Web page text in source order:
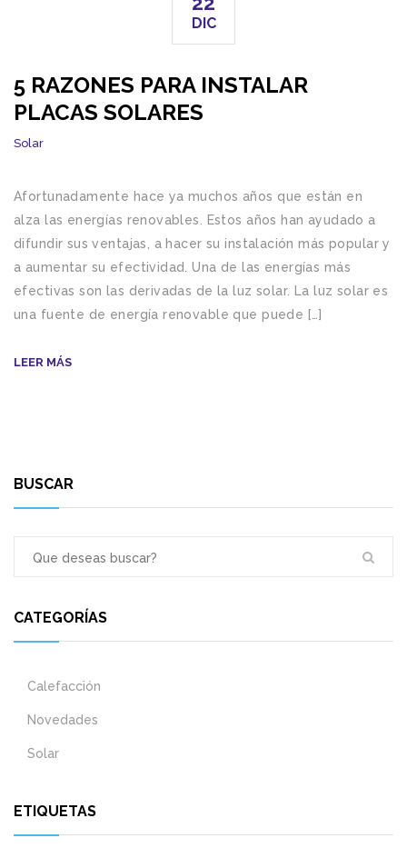
DIC
5 RAZONES PARA INSTALAR
PLACAS SOLARES
Solar
Afortunadamente hace ya muchos años que están en
alza las energías renovables. Estos años han ayudado a
difundir sus ventajas, a hacer su instalación más popular y
a aumentar su efectividad. Una de las energías más
efectivas son las derivadas de la luz solar. La luz solar es
una fuente de energía renovable que puede […]
LEER MÁS
BUSCAR
CATEGORÍAS
Calefacción
Novedades
Solar
ETIQUETAS